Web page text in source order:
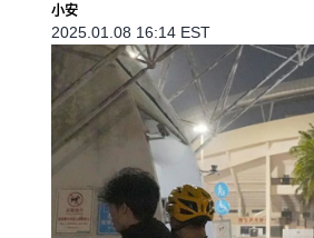
小安
2025.01.08 16:14 EST